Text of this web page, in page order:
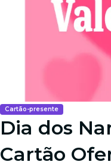
Cartão-presente
Dia dos
Cartão